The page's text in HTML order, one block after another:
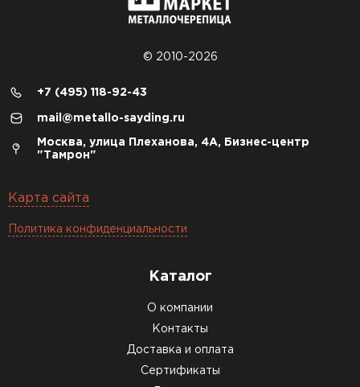
© 2010-2026
+7 (495) 118-92-43
mail@metallo-sayding.ru
Москва, улица Плеханова, 4А, Бизнес-центр
"Тамрон"
Карта сайта
Политика конфиденциальности
Каталог
О компании
Контакты
Доставка и оплата
Сертификаты